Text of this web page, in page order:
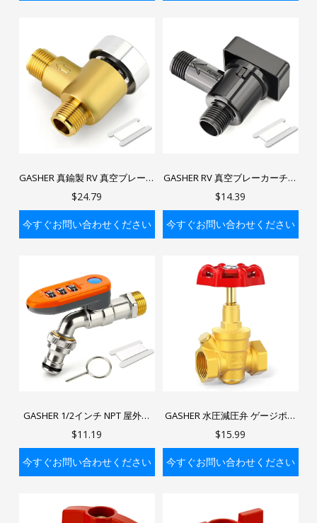
GASHER 真鍮製 RV 真空ブレーカ
ーチェックバルブ、RV ブラック
ブラックタンクシステムの漏れ
$24.79
今すぐお問い合わせください
バッグに入れる
GASHER RV 真空ブレーカーチェ
ックバルブ、RV ブラックタンク
クタンクシステムの漏れている
$14.39
今すぐお問い合わせください
GASHER 1/2インチ NPT 屋外用
蛇口ロックシステム、ハンドル
$11.19
今すぐお問い合わせください
GASHER 水圧減圧弁 ゲージポー
ト付き 1/4インチ、真鍮製 家庭
$15.99
今すぐお問い合わせください